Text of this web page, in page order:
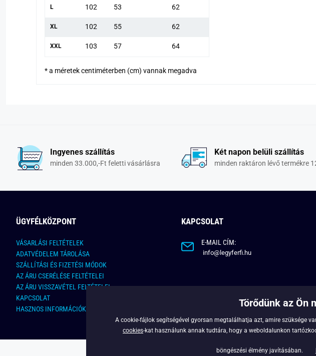
L 102 53 62
XL 102 55 62
XXL 103 57 64
* a méretek centiméterben (cm) vannak megadva
Ingyenes szállítás
minden 33.000,-Ft feletti vásárlásra
Két napon belüli szállítás
minden raktáron lévő termékre
ÜGYFÉLKÖZPONT
VÁSARLÁSI FELTÉTELEK
ADATVÉDELEM TÁROLÁSA
SZÁLLÍTÁSI ÉS FIZETÉSI MÓDOK
AZ ÁRU CSERÉLÉSE FELTÉTELEI
AZ ÁRU VISSZAVÉTEL FELTÉTELEI
KAPCSOLAT
HASZNOS INFORMÁCIÓK
KAPCSOLAT
E-MAIL CÍM:
info@legyferfi.hu
Törődünk az Ön
A cookie-fájlok segítségével gyorsan megtalálhatja azt, amire szüksége
cookies-kat használunk annak tudtára, hogy a weboldalunkon
böngészési élmény javításában.